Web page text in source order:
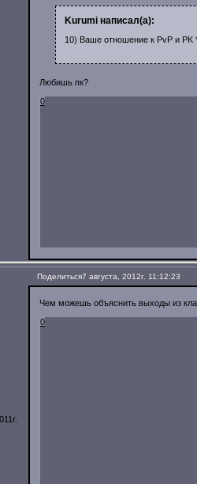
Kurumi написал(а):
10) Ваше отношение к PvP и PK
Любишь пк?
0
Поделиться7 августа, 2012г. 11:12:23
Чем можешь объяснить выходы из
0